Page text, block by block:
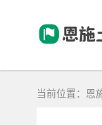
当前位置： 恩